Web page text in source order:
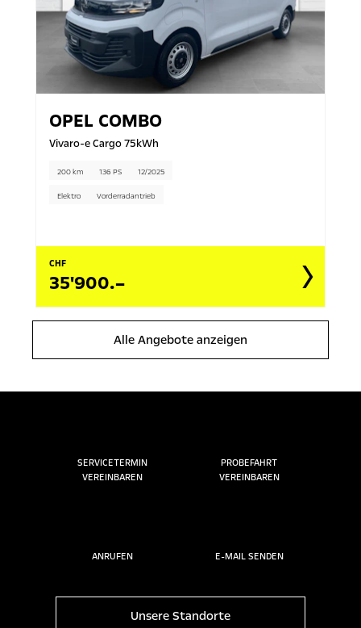
OPEL COMBO
Vivaro-e Cargo 75kWh
200 km 136 PS 12/2025
Elektro Vorderradantrieb
CHF
35'900.–
Alle Angebote anzeigen
SERVICETERMIN
VEREINBAREN
PROBEFAHRT
VEREINBAREN
ANRUFEN E-MAIL SENDEN
Unsere Standorte